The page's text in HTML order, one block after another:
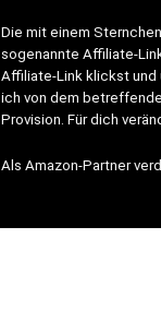
Die mit einem
sogenannte Affiliate-
Affiliate-Link klickst und
ich von dem
Provision. Für dich
Als Amazon-Partner